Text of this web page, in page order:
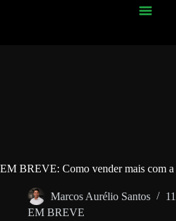
EM BREVE: Como vender mais com a
Marcos Aurélio Santos
EM BREVE